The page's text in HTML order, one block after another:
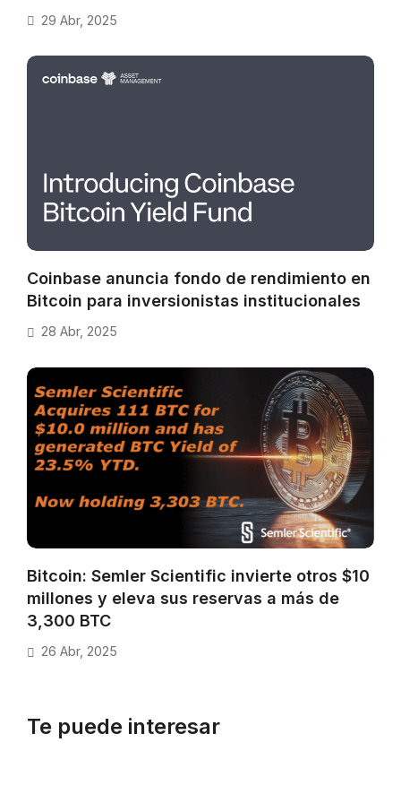
29 Abr, 2025
Coinbase anuncia fondo de rendimiento en
Bitcoin para inversionistas institucionales
28 Abr, 2025
Bitcoin: Semler Scientific invierte otros $10
millones y eleva sus reservas a más de
3,300 BTC
26 Abr, 2025
Te puede interesar